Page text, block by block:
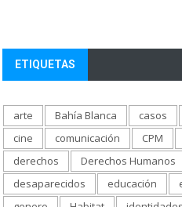
ETIQUETAS
arte Bahía Blanca casos
cine
comunicación CPM
derechos
Derechos Humanos
desaparecidos
educación